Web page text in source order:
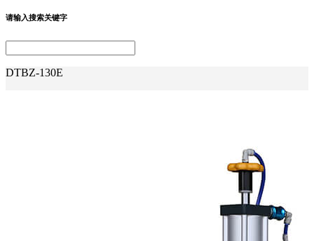
请输入搜索关键字
DTBZ-130E